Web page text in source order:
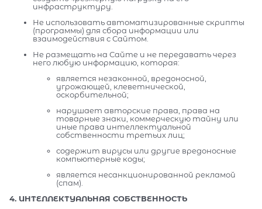
инфраструктуру.
Не использовать автоматизированные скрипты
(программы) для сбора информации или
взаимодействия с Сайтом.
Не размещать на Сайте и не передавать через
него любую информацию, которая:
является незаконной, вредоносной,
угрожающей, клеветнической,
оскорбительной;
нарушает авторские права, права на
товарные знаки, коммерческую тайну или
иные права интеллектуальной
собственности третьих лиц;
содержит вирусы или другие вредоносные
компьютерные коды;
является несанкционированной рекламой
(спам).
4. ИНТЕЛЛЕКТУАЛЬНАЯ СОБСТВЕННОСТЬ